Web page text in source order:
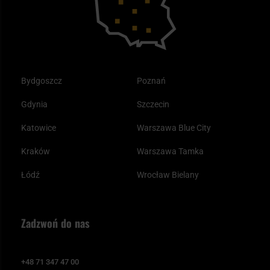
Bydgoszcz
Gdynia
Katowice
Kraków
Łódź
Poznań
Szczecin
Warszawa Blue City
Warszawa Tamka
Wrocław Bielany
Zadzwoń do nas
+48 71 347 47 00